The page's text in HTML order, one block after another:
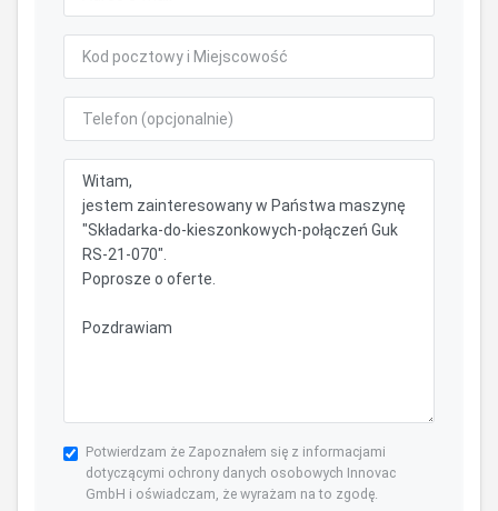
Potwierdzam że Zapoznałem się z informacjami
dotyczącymi ochrony danych osobowych Innovac
GmbH i oświadczam, że wyrażam na to zgodę.